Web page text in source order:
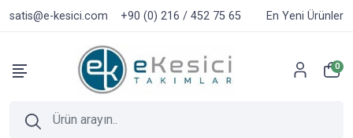
satis@e-kesici.com +90 (0) 216 / 452 75 65 En Yeni Ürünler
0